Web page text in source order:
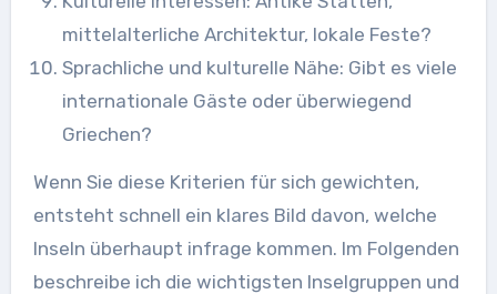
mittelalterliche Architektur, lokale Feste?
Sprachliche und kulturelle Nähe: Gibt es viele
internationale Gäste oder überwiegend
Griechen?
Wenn Sie diese Kriterien für sich gewichten,
entsteht schnell ein klares Bild davon, welche
Inseln überhaupt infrage kommen. Im Folgenden
beschreibe ich die wichtigsten Inselgruppen und